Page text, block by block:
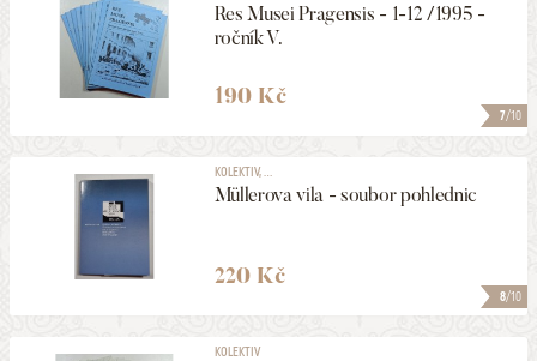
7/10
Res Musei Pragensis - 1-12 /1995 -
ročník V.
190 Kč
8/10
KOLEKTIV, ...
Müllerova vila - soubor pohlednic
220 Kč
KOLEKTIV